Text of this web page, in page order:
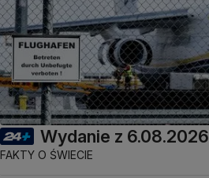
Wydanie z 6.08.2026
FAKTY O ŚWIECIE